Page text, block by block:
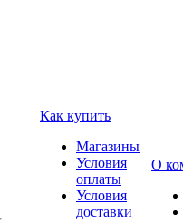
Как купить
Магазины
Условия
оплаты
Условия
доставки
О